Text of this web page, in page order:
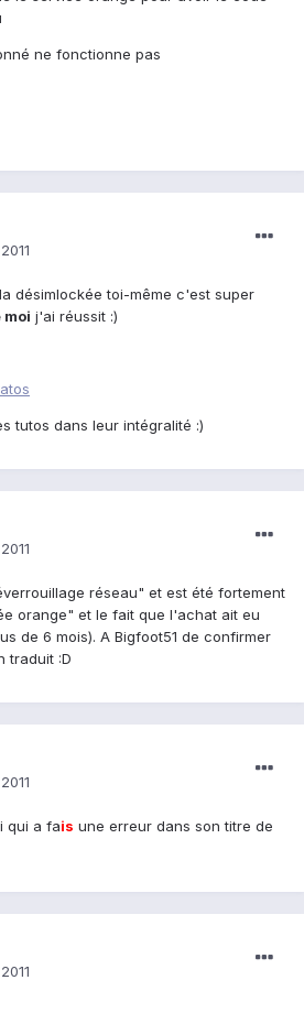
ne fonctionne pas
désimlockée toi-même c'est super
moi j'ai réussit :)
tutos dans leur intégralité :)
réseau" et est été fortement
orange" et le fait que l'achat ait eu
de 6 mois). A Bigfoot51 de confirmer
traduit :D
qui a fais une erreur dans son titre de